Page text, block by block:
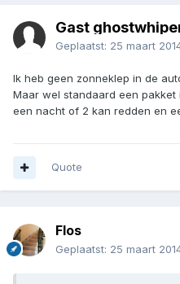
Gast
Geplaatst: 25 maart
Ik heb geen zonneklep in de
Maar wel standaard een
een nacht of 2 kan redden en
Quote
Flos
Geplaatst: 25 maart